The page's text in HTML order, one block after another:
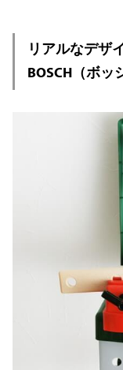
リアルなデザ
BOSCH（ボ